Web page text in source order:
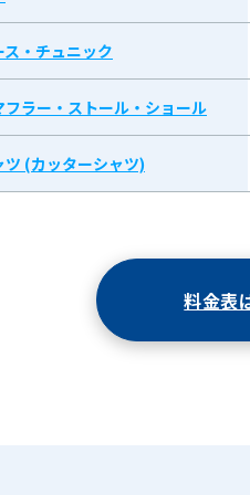
ス・チュニック
フラー・ストール・ショール
ツ (カッターシャツ)
料金表